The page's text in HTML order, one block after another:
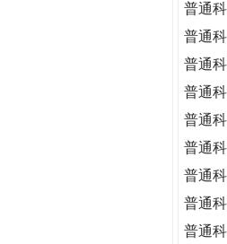
普通科
普通科
普通科
普通科
普通科
普通科
普通科
普通科
普通科